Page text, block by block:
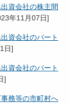
資会社の株主間
年11月07日]
資会社のパート
日]
資会社のパート
]
務等の市町村へ